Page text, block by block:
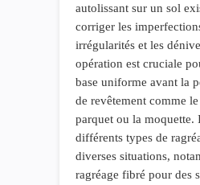
autolissant sur un sol
corriger les
irrégularités et les
opération est cruciale
base uniforme avant la
de revêtement comme le
parquet ou la moquette.
différents types de
diverses situations,
ragréage fibré pour des